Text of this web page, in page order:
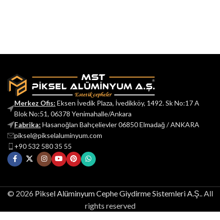
Merkez Ofis: Eksen İvedik Plaza, İvedikköy, 1492. Sk No:17 A
Blok No:51, 06378 Yenimahalle/Ankara
Fabrika: Hasanoğlan Bahçelievler 06850 Elmadağ / ANKARA
piksel@pikselaluminyum.com
+90 532 580 35 55
© 2026 Piksel Alüminyum Cephe Giydirme Sistemleri A.Ş. . All
rights reserved